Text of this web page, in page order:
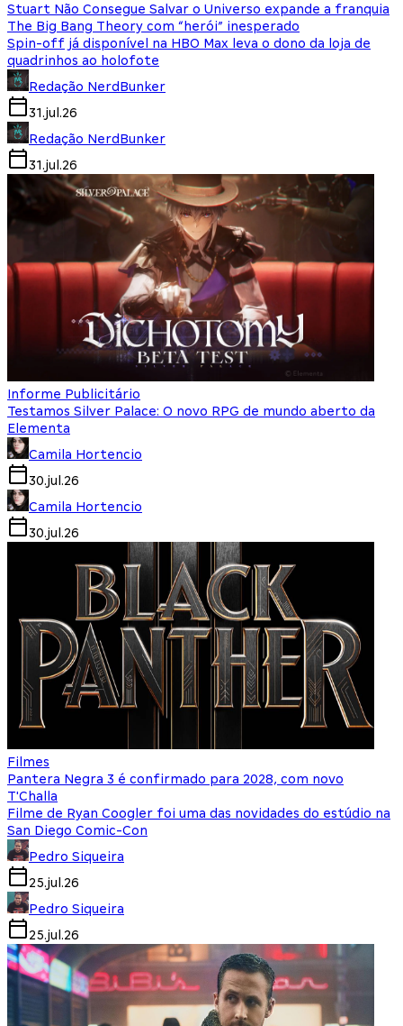
Stuart Não Consegue Salvar o Universo expande a franquia
The Big Bang Theory com “herói” inesperado
Spin-off já disponível na HBO Max leva o dono da loja de
quadrinhos ao holofote
Redação NerdBunker
31.jul.26
Redação NerdBunker
31.jul.26
Informe Publicitário
Testamos Silver Palace: O novo RPG de mundo aberto da
Elementa
Camila Hortencio
30.jul.26
Camila Hortencio
30.jul.26
Filmes
Pantera Negra 3 é confirmado para 2028, com novo
T'Challa
Filme de Ryan Coogler foi uma das novidades do estúdio na
San Diego Comic-Con
Pedro Siqueira
25.jul.26
Pedro Siqueira
25.jul.26